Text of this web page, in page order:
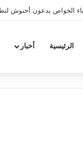
الرئيسية أخبار